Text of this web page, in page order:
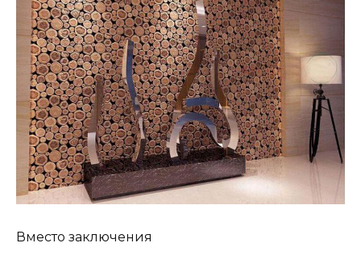
Вместо заключения